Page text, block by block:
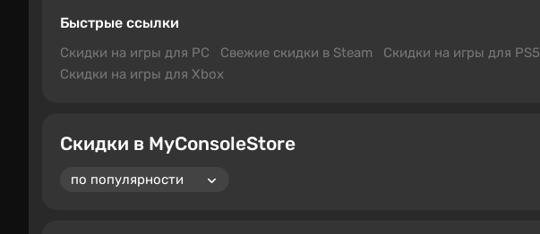
Быстрые ссылки
Скидки на игры для PC Свежие скидки в Steam Скидки на игры для PS5
Скидки на игры для Xbox
Скидки в MyConsoleStore